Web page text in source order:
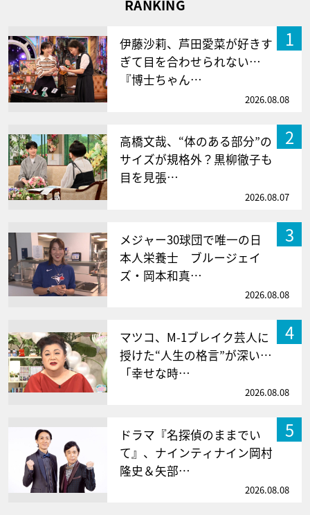
RANKING
1
伊藤沙莉、芦田愛菜が好きす
ぎて目を合わせられない…
『博士ちゃん…
2026.08.08
2
高橋文哉、“体のある部分”の
サイズが規格外？黒柳徹子も
目を見張…
2026.08.07
3
メジャー30球団で唯一の日
本人栄養士 ブルージェイ
ズ・岡本和真…
2026.08.08
4
マツコ、M-1ブレイク芸人に
授けた“人生の格言”が深い…
「幸せな時…
2026.08.08
5
ドラマ『名探偵のままでい
て』、ナインティナイン岡村
隆史＆矢部…
2026.08.08